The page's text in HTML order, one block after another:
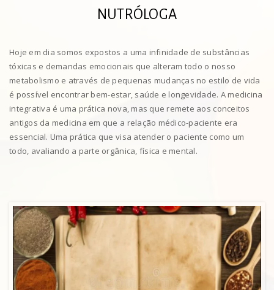
NUTRÓLOGA
Hoje em dia somos expostos a uma infinidade de substâncias
tóxicas e demandas emocionais que alteram todo o nosso
metabolismo e através de pequenas mudanças no estilo de vida
é possível encontrar bem-estar, saúde e longevidade. A medicina
integrativa é uma prática nova, mas que remete aos conceitos
antigos da medicina em que a relação médico-paciente era
essencial. Uma prática que visa atender o paciente como um
todo, avaliando a parte orgânica, física e mental.